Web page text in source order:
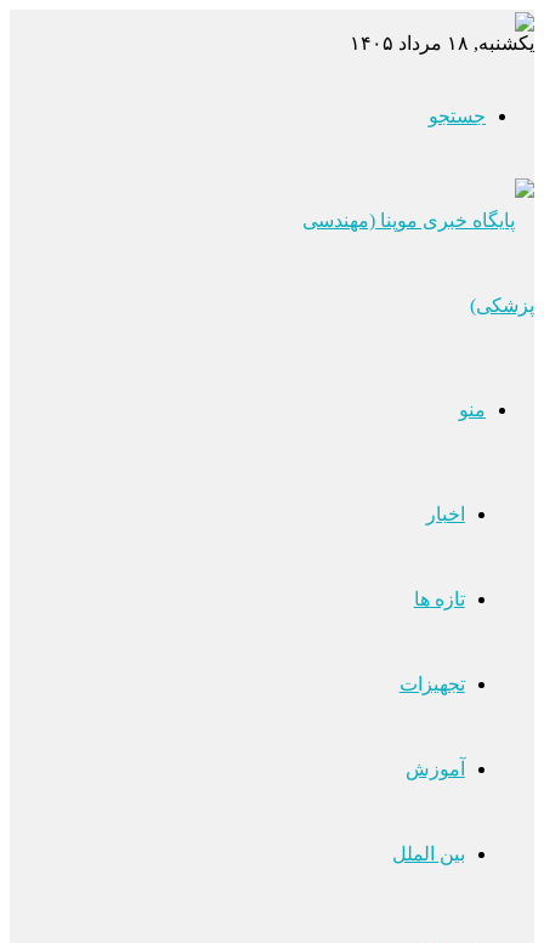
یکشنبه, ۱۸ مرداد ۱۴۰۵
جستجو
منو
اخبار
تازه ها
تجهیزات
آموزش
بین الملل